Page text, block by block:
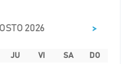
2026 >
JU VI SA
DO